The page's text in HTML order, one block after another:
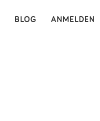
ANMELDEN
BLOG ×